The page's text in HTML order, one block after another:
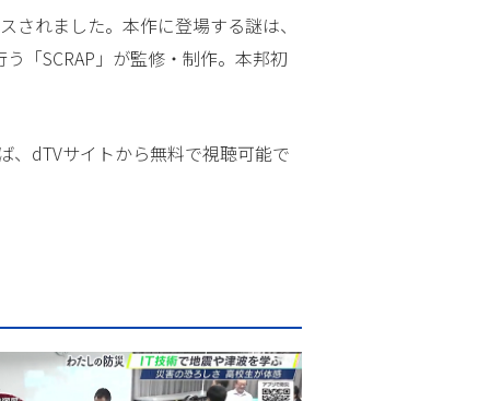
れました。本作に登場する謎は、
「SCRAP」が監修・制作。本邦初
、dTVサイトから無料で視聴可能で